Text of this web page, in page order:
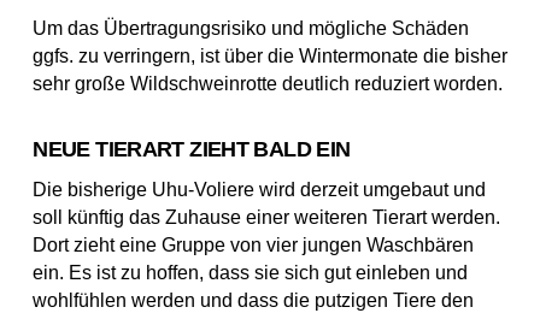
Um das Übertragungsrisiko und mögliche Schäden
ggfs. zu verringern, ist über die Wintermonate die bisher
sehr große Wildschweinrotte deutlich reduziert worden.
NEUE TIERART ZIEHT BALD EIN
Die bisherige Uhu-Voliere wird derzeit umgebaut und
soll künftig das Zuhause einer weiteren Tierart werden.
Dort zieht eine Gruppe von vier jungen Waschbären
ein. Es ist zu hoffen, dass sie sich gut einleben und
wohlfühlen werden und dass die putzigen Tiere den